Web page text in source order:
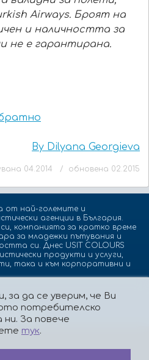
Airways. Броят на
и наличността за
не е гарантирана.
By Dilyana Georgieva
04.2014 / обновена 02.2015
от най-големите и
агенции в България.
компанията за кратко време
за младежки пътувания и
си. Днес USIT COLOURS
продукти и услуги,
така и към корпоративни и
за да се уверим, че Ви
потребителско
За повече
тук.